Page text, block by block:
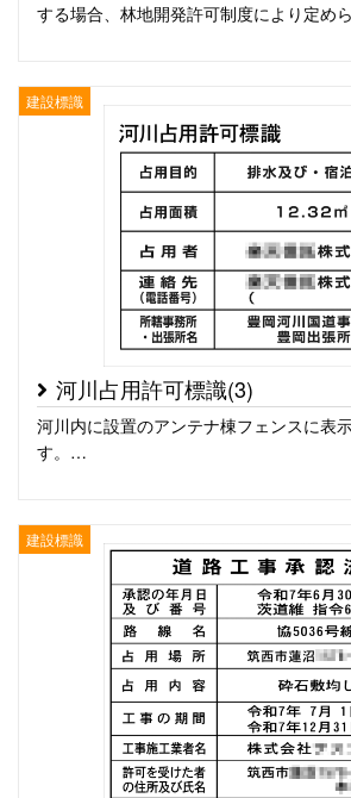
する場合、林地開発許可制度により定め
建設標識
河川占用許可標識(3)
河川内に設置のアンテナ棟フェンスに表
す。…
建設標識